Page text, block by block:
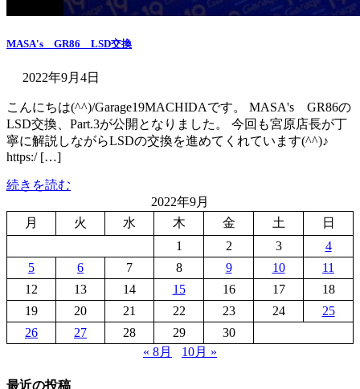
MASA's GR86 LSD交換
2022年9月4日
こんにちは(^^)/Garage19MACHIDAです。 MASA's GR86の
LSD交換、Part.3が公開となりました。 今回も宮原店長が丁
寧に解説しながらLSDの交換を進めてくれています(^^)♪
https:/ […]
続きを読む
2022年9月
月
火 水 木 金 土
日
1
2 3
4
5
6 7 8 9 10
11
12
13 14 15 16 17
18
19
20 21 22 23 24
25
26
27 28 29
30
« 8月
10月 »
最近の投稿